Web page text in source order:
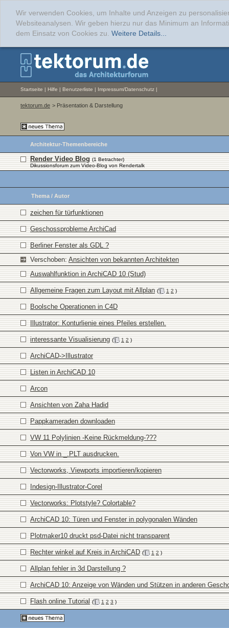
Wir verwenden Cookies, um Inhalte und Anzeigen zu
Websiteanalysen. Wir geben hierzu nur das Minimum an
dem Einsatz von Cookies zu. Weitere Details...
Startseite | Hilfe | Benutzerliste | Impressum/Datenschutz |
tektorum.de > Präsentation & Darstellung
Architektur-Themenbereiche
Render Video Blog (1 Betrachter)
Dikussionsforum zum Video-Blog von Rendertalk
Thema / Autor
zeichen für türfunktionen
Geschossprobleme ArchiCad
Berliner Fenster als GDL ?
Verschoben: Ansichten von bekannten Architekten
Auswahlfunktion in ArchiCAD 10 (Stud)
Allgemeine Fragen zum Layout mit Allplan ( 1 2 )
Boolsche Operationen in C4D
Illustrator: Konturlienie eines Pfeiles erstellen.
interessante Visualisierung ( 1 2 )
ArchiCAD->Illustrator
Listen in ArchiCAD 10
Arcon
Ansichten von Zaha Hadid
Pappkameraden downloaden
VW 11 Polylinien -Keine Rückmeldung-???
Von VW in _.PLT ausdrucken.
Vectorworks, Viewports importieren/kopieren
Indesign-Illustrator-Corel
Vectorworks: Plotstyle? Colortable?
ArchiCAD 10: Türen und Fenster in polygonalen Wänden
Plotmaker10 druckt psd-Datei nicht transparent
Rechter winkel auf Kreis in ArchiCAD ( 1 2 )
Allplan fehler in 3d Darstellung ?
ArchiCAD 10: Anzeige von Wänden und Stützen in anderen
Flash online Tutorial ( 1 2 3 )